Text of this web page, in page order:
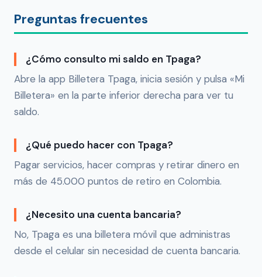
Preguntas frecuentes
¿Cómo consulto mi saldo en Tpaga?
Abre la app Billetera Tpaga, inicia sesión y pulsa «Mi
Billetera» en la parte inferior derecha para ver tu
saldo.
¿Qué puedo hacer con Tpaga?
Pagar servicios, hacer compras y retirar dinero en
más de 45.000 puntos de retiro en Colombia.
¿Necesito una cuenta bancaria?
No, Tpaga es una billetera móvil que administras
desde el celular sin necesidad de cuenta bancaria.